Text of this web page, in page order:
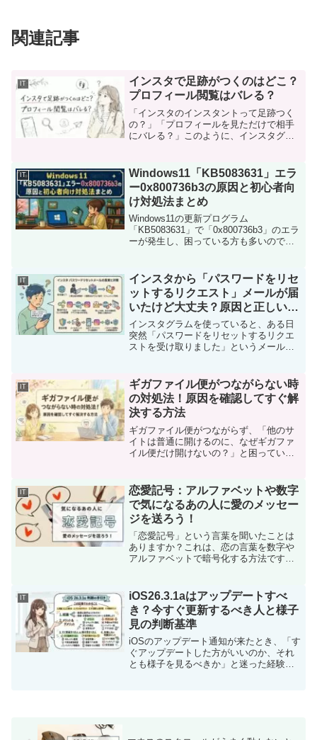
関連記事
IT
インスタで足跡がつくのはどこ？
プロフィール閲覧はバレる？
「インスタのインスタントって足跡つく
の？」「プロフィールを見ただけで相手
にバレる？」このように、インスタグラ
DM機能は仕様が複雑で、「どこまで相手
に伝わるのかわからない...
IT
Windows11「KB5083631」エラ
ー0x800736b3の原因と初心者向
け対処法まとめ
Windows11の更新プログラム
「KB5083631」で「0x800736b3」のエラ
ーが発生し、困っている方も多いのでは
では」と不安になってしまいますよね。
しかし...
IT
インスタから「パスワードをリセ
ットするリクエスト」メールが届
いたけど大丈夫？原因と正しい対
処法を解説
インスタグラムを使っていると、ある日
突然「パスワードをリセットするリクエ
ストを受け取りました」というメールが
ていないのに届く通知は、「誰かに狙わ
れているのでは」「リンク...
IT
ギガファイル便がつながらない時
の対処法！原因を確認してすぐ解
決する方法
ギガファイル便がつながらず、「他のサ
イトは普通に開けるのに、なぜギガファ
イル便だけ開けないの？」と困っていま
側の障害やブラウザ、通信環境、共有
URLの有効期限など、特定...
IT
恋愛記号：アルファベットや数字
で気になるあの人に愛のメッセー
ジを送ろう！
「恋愛記号」という言葉を聞いたことは
ありますか？これは、恋の言葉を数字や
アルファベットで暗号化する方法です。
ります。恋愛記号を利用すれば、少し恥
ずかしい気持ちをかわい...
IT
iOS26.3.1aはアップデートすべ
き？今すぐ更新するべき人と様子
見の判断基準
iOSのアップデート通知が来たとき、「す
ぐアップデートした方がいいのか、それ
とも様子を見るべきか」と迷った経験は